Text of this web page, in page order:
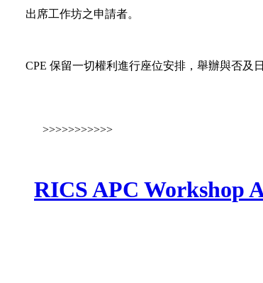
出席工作坊之申請者。
CPE 保留一切權利進行座位安排，舉辦與否及日
>>>>>>>>>>>
RICS APC Workshop